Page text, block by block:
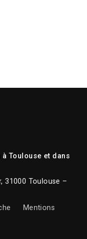
Toulouse et dans
31000 Toulouse –
Mentions